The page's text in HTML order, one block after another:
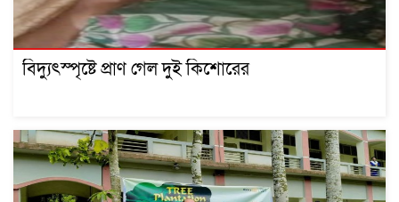
বিদ্যুৎস্পৃষ্টে প্রাণ গেল দুই কিশোরের